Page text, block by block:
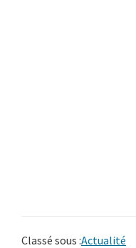
Classé sous :Actualité